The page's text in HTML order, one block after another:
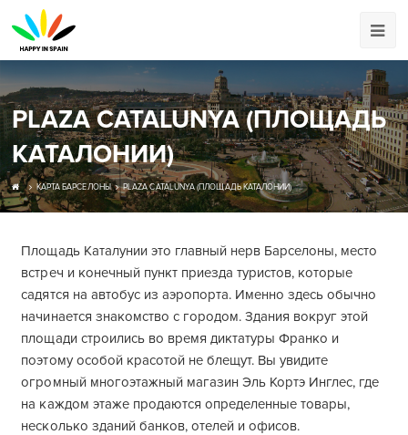
PLAZA CATALUNYA (ПЛОЩАДЬ
КАТАЛОНИИ)
КАРТА БАРСЕЛОНЫ PLAZA CATALUNYA (ПЛОЩАДЬ КАТАЛОНИИ)
Площадь Каталунии это главный нерв Барселоны, место
встреч и конечный пункт приезда туристов, которые
садятся на автобус из аэропорта. Именно здесь обычно
начинается знакомство с городом. Здания вокруг этой
площади строились во время диктатуры Франко и
поэтому особой красотой не блещут. Вы увидите
огромный многоэтажный магазин Эль Кортэ Инглес, где
на каждом этаже продаются определенные товары,
несколько зданий банков, отелей и офисов.